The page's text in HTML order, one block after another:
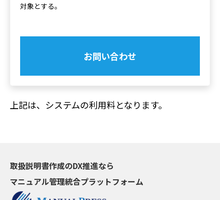
対象とする。
お問い合わせ
上記は、システムの利用料となります。
取扱説明書作成のDX推進なら
マニュアル管理統合プラットフォーム